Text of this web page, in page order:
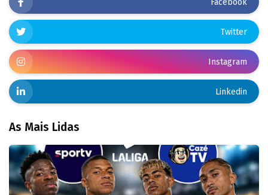
Twitter
Instagram
Linkedin
As Mais Lidas